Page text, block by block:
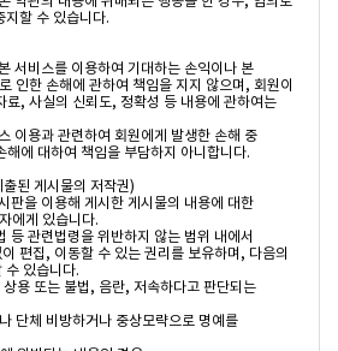
지할 수 있습니다.
서비스를 이용하여 기대하는 손익이나 본
인한 손해에 관하여 책임을 지지 않으며, 회원이
료, 사실의 신뢰도, 정확성 등 내용에 관하여는
이용과 관련하여 회원에게 발생한 손해 중
에 대하여 책임을 부담하지 아니합니다.
된 게시물의 저작권)
판을 이용해 게시한 게시물의 내용에 대한
에게 있습니다.
등 관련법령을 위반하지 않는 범위 내에서
편집, 이동할 수 있는 권리를 보유하며, 다음의
수 있습니다.